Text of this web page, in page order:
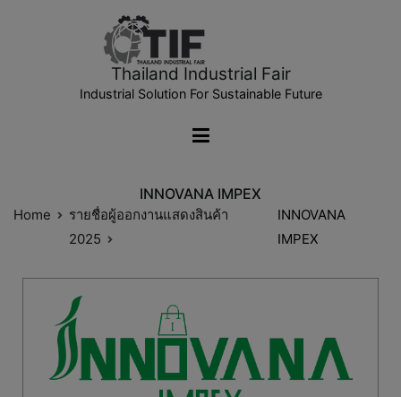
Thailand Industrial Fair
Industrial Solution For Sustainable Future
INNOVANA IMPEX
Home
รายชื่อผู้ออกงานแสดงสินค้า
2025
INNOVANA
IMPEX